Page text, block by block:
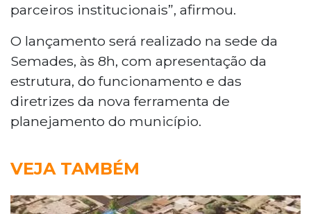
parceiros institucionais”, afirmou.
O lançamento será realizado na sede da
Semades, às 8h, com apresentação da
estrutura, do funcionamento e das
diretrizes da nova ferramenta de
planejamento do município.
VEJA TAMBÉM